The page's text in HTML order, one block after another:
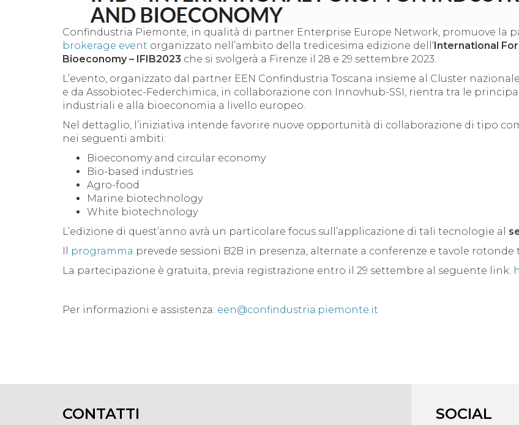
Confindustria Piemonte, in qualità di partner Enterprise Europe Network, promuove la
brokerage event organizzato nell’ambito della tredicesima edizione dell‘International
Bioeconomy – IFIB2023 che si svolgerà a Firenze il 28 e 29 settembre 2023.
L’evento, organizzato dal partner EEN Confindustria Toscana insieme al Cluster
e da Assobiotec-Federchimica, in collaborazione con Innovhub-SSI, rientra tra le
industriali e alla bioeconomia a livello europeo.
Nel dettaglio, l’iniziativa intende favorire nuove opportunità di collaborazione di tipo
nei seguenti ambiti:
Bioeconomy and circular economy
Bio-based industries
Agro-food
Marine biotechnology
White biotechnology
L’edizione di quest’anno avrà un particolare focus sull’applicazione di tali tecnologie al
Il
programma prevede sessioni B2B in presenza, alternate a conferenze e tavole rotonde
La partecipazione è gratuita, previa registrazione entro il 29 settembre al seguente link:
Per informazioni e assistenza: een@confindustria.piemonte.it
CONTATTI SOCIAL